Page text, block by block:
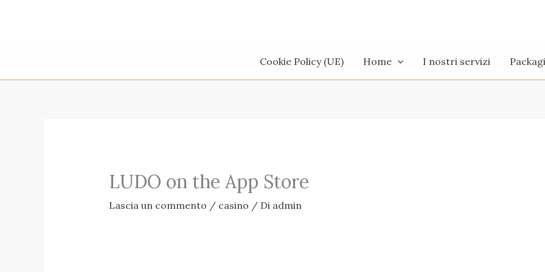
Cookie Policy (UE)
Home I nostri servizi
‎LUDO‎ on the App Store
Lascia un commento / casino / Di admin